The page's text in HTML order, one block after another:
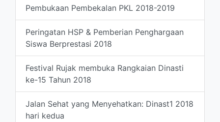
Pembukaan Pembekalan PKL 2018-2019
Peringatan HSP & Pemberian Penghargaan
Siswa Berprestasi 2018
Festival Rujak membuka Rangkaian Dinasti
ke-15 Tahun 2018
Jalan Sehat yang Menyehatkan: Dinast1 2018
hari kedua